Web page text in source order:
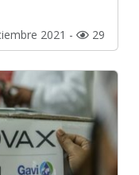
2021 - 29